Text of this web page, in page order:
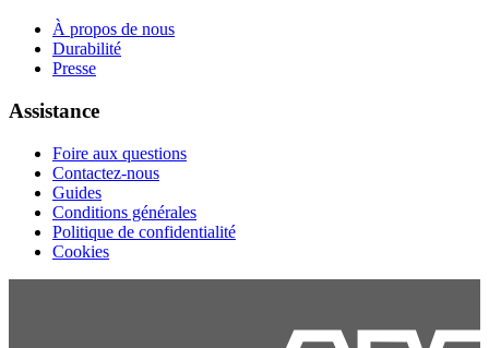
À propos de nous
Durabilité
Presse
Assistance
Foire aux questions
Contactez-nous
Guides
Conditions générales
Politique de confidentialité
Cookies